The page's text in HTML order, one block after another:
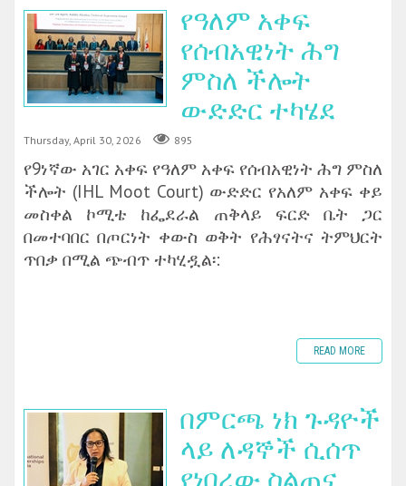
የዓለም አቀፍ
የሰብአዊነት ሕግ
ምስለ ችሎት
ውድድር ተካሄደ
Thursday, April 30, 2026 895
የ9ነኛው አገር አቀፍ የዓለም አቀፍ የሰብአዊነት ሕግ ምስለ
ችሎት (IHL Moot Court) ውድድር የአለም አቀፍ ቀይ
መስቀል ኮሚቴ ከፌደራል ጠቅላይ ፍርድ ቤት ጋር
በመተባበር በጦርነት ቀውስ ወቅት የሕፃናትና ትምህርት
ጥበቃ በሚል ጭብጥ ተካሂዷል፡:
READ MORE
በምርጫ ነክ ጉዳዮች
ላይ ለዳኞች ሲሰጥ
የነበረው ስልጠና